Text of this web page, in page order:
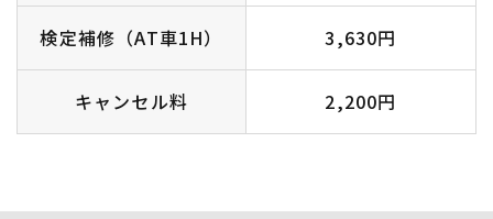
検定補修（AT車1H） 3,630円
キャンセル料 2,200円